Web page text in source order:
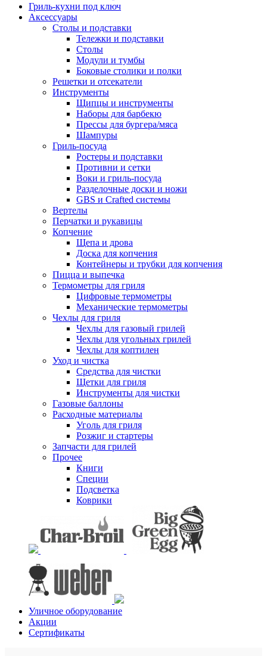
Гриль-кухни под ключ
Аксессуары
Столы и подставки
Тележки и подставки
Столы
Модули и тумбы
Боковые столики и полки
Решетки и отсекатели
Инструменты
Щипцы и инструменты
Наборы для барбекю
Прессы для бургера/мяса
Шампуры
Гриль-посуда
Ростеры и подставки
Противни и сетки
Воки и гриль-посуда
Разделочные доски и ножи
GBS и Crafted системы
Вертелы
Перчатки и рукавицы
Копчение
Щепа и дрова
Доска для копчения
Контейнеры и трубки для копчения
Пицца и выпечка
Термометры для гриля
Цифровые термометры
Механические термометры
Чехлы для гриля
Чехлы для газовый грилей
Чехлы для угольных грилей
Чехлы для коптилен
Уход и чистка
Средства для чистки
Щетки для гриля
Инструменты для чистки
Газовые баллоны
Расходные материалы
Уголь для гриля
Розжиг и стартеры
Запчасти для грилей
Прочее
Книги
Специи
Подсветка
Коврики
Уличное оборудование
Акции
Сертификаты